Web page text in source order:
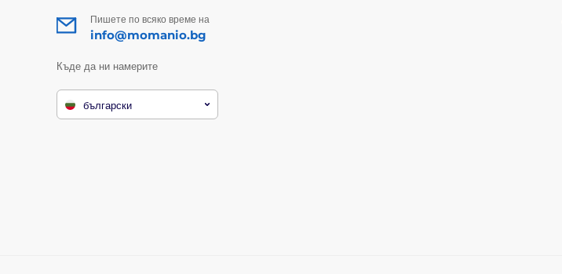
Пишете по всяко време на
info@momanio.bg
Къде да ни намерите
български